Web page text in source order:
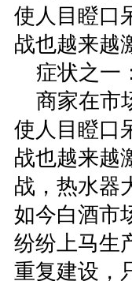
使人目瞪口
战也越来越
症状之一
商家在市
使人目瞪口
战也越来越
战，热水器
如今白酒市
纷纷上马生
重复建设，